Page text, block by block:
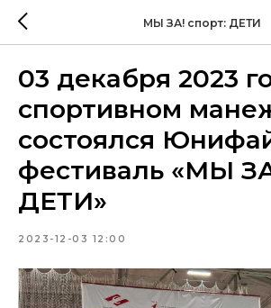
МЫ ЗА! спорт: ДЕТИ
03 декабря 2023
спортивном
состоялся
фестиваль «МЫ
ДЕТИ»
2023-12-03 12:00